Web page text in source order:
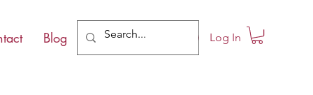
Blog Log In